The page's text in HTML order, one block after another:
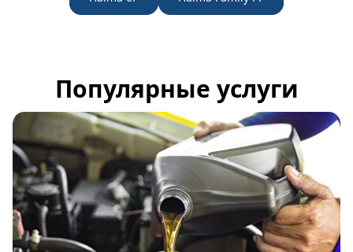
Популярные услуги